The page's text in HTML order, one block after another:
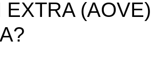
EXTRA (AOVE)